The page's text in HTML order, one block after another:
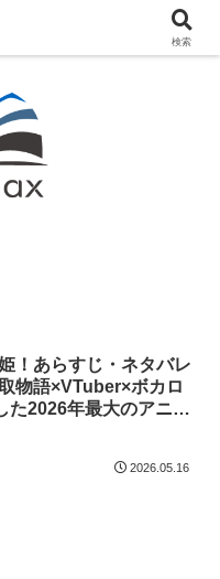
（マンガックス）
！あらすじ・ネタバレ
物語×VTuber×ボカロ
た2026年最大のアニメ
2026.05.16
検索